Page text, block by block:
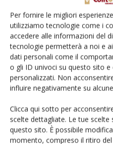
Per fornire le migliori
utilizziamo tecnologie come i
accedere alle informazioni del
tecnologie permetterà a noi e
dati personali come il
o gli ID univoci su questo sito
personalizzati. Non
influire negativamente su
Clicca qui sotto per
scelte dettagliate. Le tue
questo sito. È possibile
momento, compreso il ritiro
Combinata Alpego
Ottavio Repetti 15 Giugno 2022